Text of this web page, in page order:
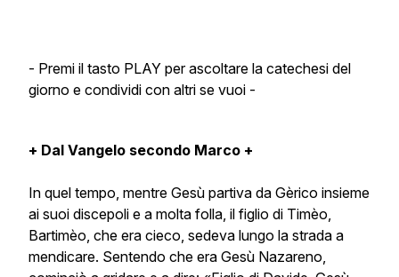
- Premi il tasto PLAY per ascoltare la catechesi del
giorno e condividi con altri se vuoi -
+ Dal Vangelo secondo Marco +
In quel tempo, mentre Gesù partiva da Gèrico insieme
ai suoi discepoli e a molta folla, il figlio di Timèo,
Bartimèo, che era cieco, sedeva lungo la strada a
mendicare. Sentendo che era Gesù Nazareno,